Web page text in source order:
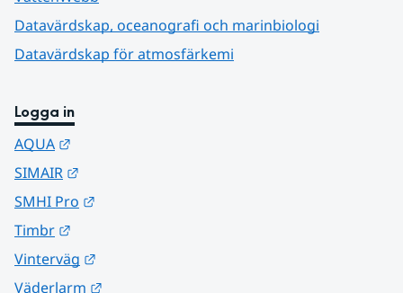
Datavärdskap, oceanografi och marinbiologi
Datavärdskap för atmosfärkemi
Logga in
AQUA
SIMAIR
SMHI Pro
Timbr
Vinterväg
Väderlarm